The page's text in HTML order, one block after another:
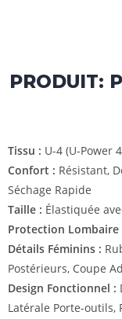
PRODUIT:
Tissu : U-4 (U-Power
Confort : Résistant,
Séchage Rapide
Taille : Élastiquée
Protection Lombaire
Détails Féminins :
Postérieurs, Coupe
Design Fonctionnel :
Latérale Porte-outils,